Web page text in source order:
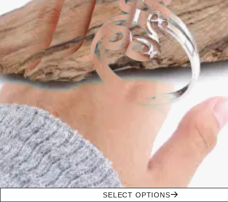
SELECT OPTIONS